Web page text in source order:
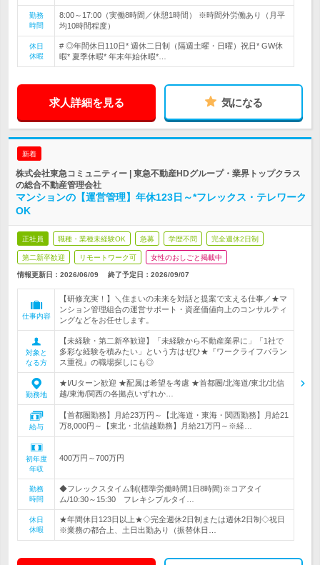
勤務
時間
8:00～17:00（実働8時間／休憩1時間） ※時間外労働あり（月平
均10時間程度）
休日
休暇
# ◎年間休日110日* 週休二日制（隔週土曜・日曜）祝日* GW休
暇* 夏季休暇* 年末年始休暇*…
求人詳細を見る 気になる
新着
株式会社東急コミュニティー | 東急不動産HDグループ・業界トップクラス
の総合不動産管理会社
マンションの【運営管理】年休123日～*フレックス・テレワーク
OK
正社員 職種・業種未経験OK 急募 学歴不問 完全週休2日制
第二新卒歓迎 リモートワーク可 女性のおしごと掲載中
情報更新日：2026/06/09 終了予定日： 2026/09/07
仕事内容
【研修充実！】＼住まいの未来を対話と提案で支える仕事／★マ
ンション管理組合の運営サポート・資産価値向上のコンサルティ
ングなどをお任せします。
対象と
なる方
【未経験・第二新卒歓迎】「未経験から不動産業界に」「1社で
多彩な経験を積みたい」という方はぜひ★『ワークライフバラン
ス重視』の職場探しにも◎
勤務地
★I/Uターン歓迎 ★配属は希望を考慮 ★首都圏/北海道/東北/北信
越/東海/関西の各拠点いずれか…
給与
【首都圏勤務】月給23万円～【北海道・東海・関西勤務】月給21
万8,000円～【東北・北信越勤務】月給21万円～※経…
初年度
年収
400万円～700万円
勤務
時間
◆フレックスタイム制(標準労働時間1日8時間)※コアタイ
ム/10:30～15:30 フレキシブルタイ…
休日
休暇
★年間休日123日以上★◇完全週休2日制または週休2日制◇祝日
※業務の都合上、土日出勤あり（振替休日…